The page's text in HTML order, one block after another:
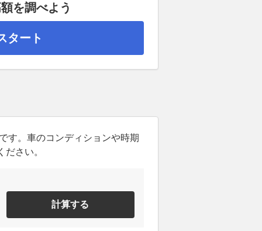
を調べよう
タート
す。車のコンディションや時期
さい。
計算する